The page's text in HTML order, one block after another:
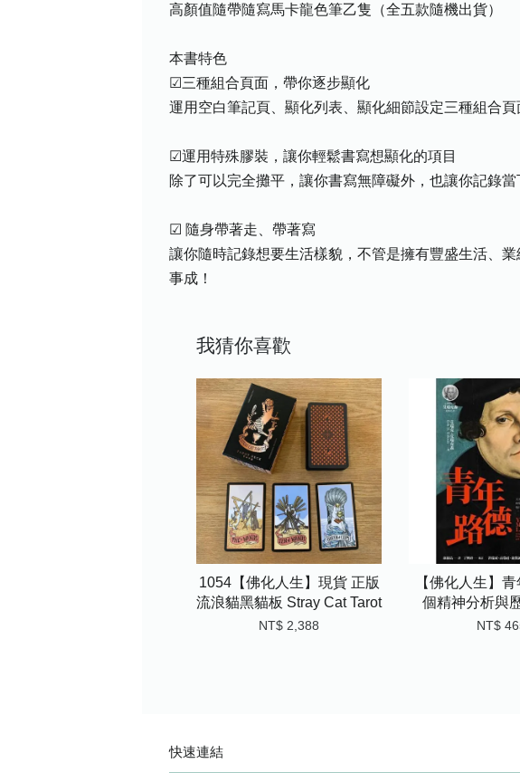
高顏值隨帶隨寫馬卡龍色筆乙隻（全五款隨機出貨）
本書特色
☑三種組合頁面，帶你逐步顯化
運用空白筆記頁、顯化列表、顯化細節設定三種組合
☑運用特殊膠裝，讓你輕鬆書寫想顯化的項目
除了可以完全攤平，讓你書寫無障礙外，也讓你記錄
☑ 隨身帶著走、帶著寫
讓你隨時記錄想要生活樣貌，不管是擁有豐盛生活、
事成！
我猜你喜歡
1054【佛化人生】現貨 正版
流浪貓黑貓板 Stray Cat Tarot
NT$ 2,388
【佛化人生】
個精神分析與
NT$
快速連結